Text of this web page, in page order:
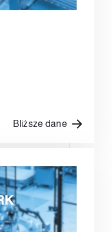
Bliższe dane